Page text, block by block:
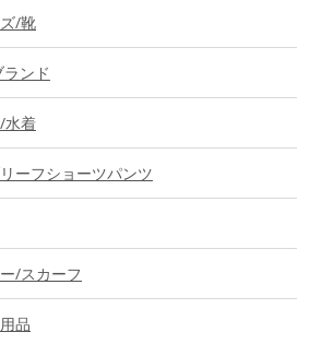
/靴
ンド
水着
ーフショーツパンツ
/スカーフ
品